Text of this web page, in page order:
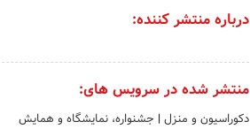
درباره منتشر کننده:
منتشر شده در سرویس های:
دکوراسیون و منزل | جشنواره، نمایشگاه و همایش